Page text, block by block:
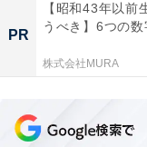
PR
【昭和43年以前
うべき】6つの
株式会社MURA